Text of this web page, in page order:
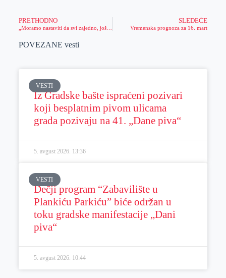
PRETHODNO
„Moramo nastaviti da svi zajedno, još predanije radimo u interesu građana“- ističe novoizabrani predsednik OO SNS Bačka Palanka
SLEDEĆE
Vremenska prognoza za 16. mart
POVEZANE vesti
VESTI
Iz Gradske bašte ispraćeni pozivari
koji besplatnim pivom ulicama
grada pozivaju na 41. „Dane piva“
5. avgust 2026. 13:36
VESTI
Dečji program “Zabavilište u
Plankiću Parkiću” biće održan u
toku gradske manifestacije „Dani
piva“
5. avgust 2026. 10:44